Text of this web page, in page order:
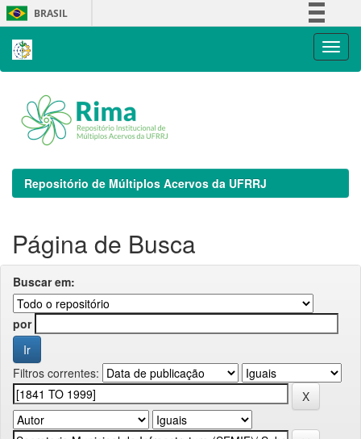
Skip
navigation
BRASIL
Repositório de Múltiplos Acervos da UFRRJ
Página de Busca
Buscar em:
por
Filtros correntes: